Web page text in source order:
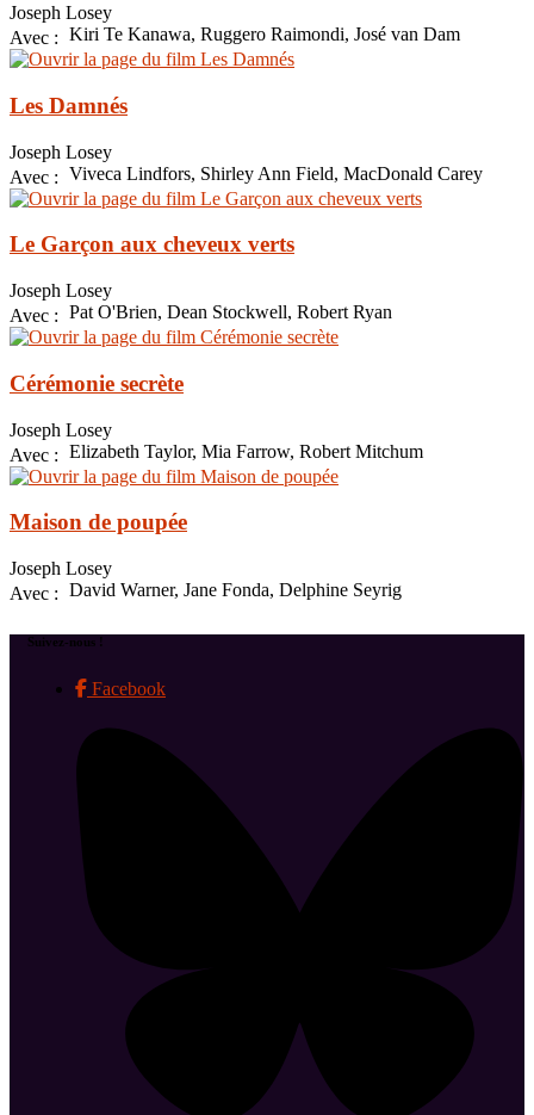
Joseph Losey
Avec : Kiri Te Kanawa, Ruggero Raimondi, José van Dam
Les Damnés
Joseph Losey
Avec : Viveca Lindfors, Shirley Ann Field, MacDonald Carey
Le Garçon aux cheveux verts
Joseph Losey
Avec : Pat O'Brien, Dean Stockwell, Robert Ryan
Cérémonie secrète
Joseph Losey
Avec : Elizabeth Taylor, Mia Farrow, Robert Mitchum
Maison de poupée
Joseph Losey
Avec : David Warner, Jane Fonda, Delphine Seyrig
Suivez-nous !
Facebook